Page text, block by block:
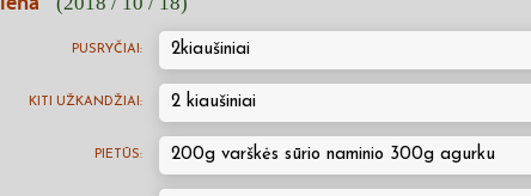
PUSRYČIAI: 2kiaušiniai
KITI UŽKANDŽIAI: 2 kiaušiniai
PIETŪS: 200g varškės sūrio naminio 300g agurku